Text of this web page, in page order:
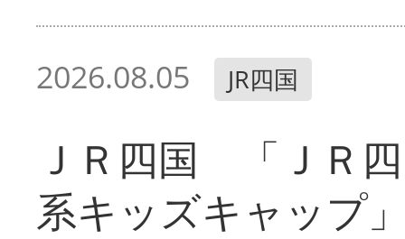
2026.08.05 JR四国
ＪＲ四国 「ＪＲ
系キッズキャップ